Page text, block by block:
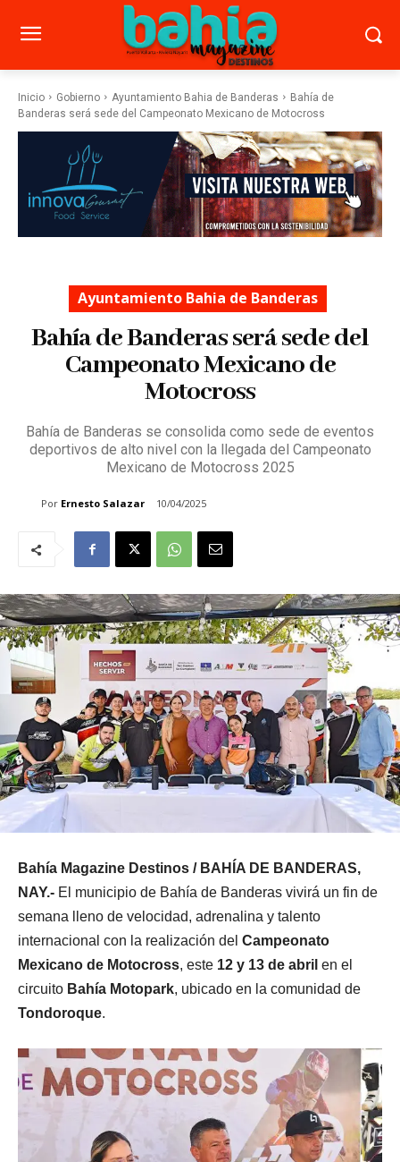
Inicio Gobierno Ayuntamiento Bahia de Banderas
Bahía de
Banderas será sede del Campeonato Mexicano de Motocross
Ayuntamiento Bahia de Banderas
Bahía de Banderas será sede del
Campeonato Mexicano de
Motocross
Bahía de Banderas se consolida como sede de eventos
deportivos de alto nivel con la llegada del Campeonato
Mexicano de Motocross 2025
Por Ernesto Salazar 10/04/2025
Bahía Magazine Destinos / BAHÍA DE BANDERAS,
NAY.- El municipio de Bahía de Banderas vivirá un fin de
semana lleno de velocidad, adrenalina y talento
internacional con la realización del Campeonato
Mexicano de Motocross, este 12 y 13 de abril en el
circuito Bahía Motopark, ubicado en la comunidad de
Tondoroque.